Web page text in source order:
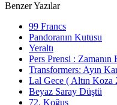
Benzer Yazılar
99 Francs
Pandoranın Kutusu
Yeraltı
Pers Prensi : Zamanın
Transformers: Ayın
Lal Gece ( Altın Koza
Beyaz Saray Düştü
72. Koğuş